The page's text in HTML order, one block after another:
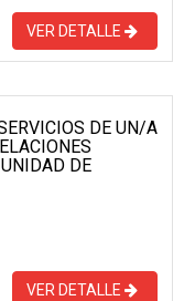
VER DETALLE
DE UN/A
DE
VER DETALLE